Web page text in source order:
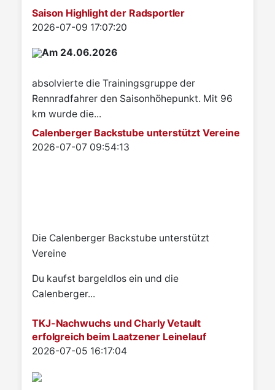
Saison Highlight der Radsportler
Details
2026-07-09 17:07:20
Am 24.06.2026
absolvierte die Trainingsgruppe der
Rennradfahrer den Saisonhöhepunkt. Mit 96
km wurde die...
Calenberger Backstube unterstützt Vereine
Details
2026-07-07 09:54:13
Die Calenberger Backstube unterstützt
Vereine
Du kaufst bargeldlos ein und die
Calenberger...
TKJ-Nachwuchs und Charly Vetault
erfolgreich beim Laatzener Leinelauf
Details
2026-07-05 16:17:04